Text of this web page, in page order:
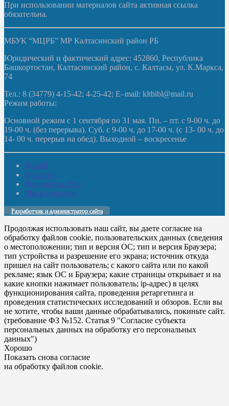
При использовании материалов сайта активная ссылка
обязательна.
МБУК “МЦРБ” МР Калтасинский район РБ
Юридический и фактический адрес: 452860, Республика
Башкортостан, Калтасинский район, с. Калтасы, ул. К.Маркса,
74
Тел.: 8 (34779) 4-15-42; 4-25-42; E–mail: kltbibl@mail.ru
Режим работы:
Основной режим с 1 сентября по 31 мая. Пн. – пт. с 9-00 ч. до
19-00 ч. (без перерыва). Суб. с 9-00 ч. до 17-00 ч. (с 13- 00 ч. до
14- 00 ч. перерыв на обед). Выходной – воскресенье
Домой
Новости
Документы. Все
Мы в соцсетях
Разработчик и администратор сайта
Продолжая использовать наш сайт, вы даете согласие на
обработку файлов cookie, пользовательских данных (сведения
о местоположении; тип и версия ОС; тип и версия Браузера;
тип устройства и разрешение его экрана; источник откуда
пришел на сайт пользователь; с какого сайта или по какой
рекламе; язык ОС и Браузера; какие страницы открывает и на
какие кнопки нажимает пользователь; ip-адрес) в целях
функционирования сайта, проведения ретаргетинга и
проведения статистических исследований и обзоров. Если вы
не хотите, чтобы ваши данные обрабатывались, покиньте сайт.
(требование ФЗ №152. Статья 9 "Согласие субъекта
персональных данных на обработку его персональных
данных")
Хорошо
Показать снова согласие
на обработку файлов cookie.